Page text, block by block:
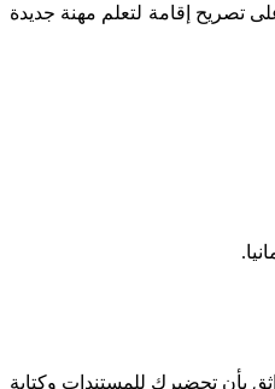
تصريح إقامة لتعلم مهنة جديدة
بأن تحضيرك للمستندات وكتابة